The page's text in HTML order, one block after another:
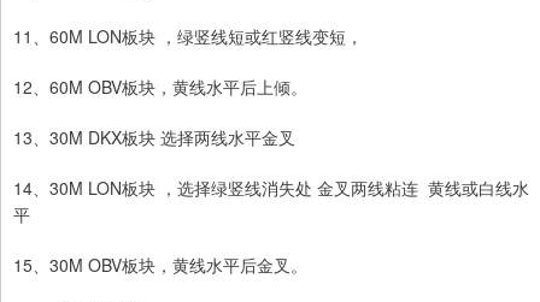
11、60M LON板块 ，绿竖线短或红竖线变短，
12、60M OBV板块，黄线水平后上倾。
13、30M DKX板块 选择两线水平金叉
14、30M LON板块 ，选择绿竖线消失处 金叉两线粘连 黄线或白线水
平
15、30M OBV板块，黄线水平后金叉。